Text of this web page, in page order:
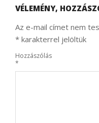
VÉLEMÉNY,
Az e-mail címet nem
* karakterrel jelöltük
Hozzászólás
*